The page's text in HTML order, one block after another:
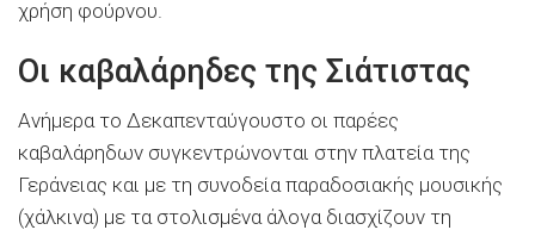
χρήση φούρνου.
Οι καβαλάρηδες της Σιάτιστας
Ανήμερα το Δεκαπενταύγουστο οι παρέες
καβαλάρηδων συγκεντρώνονται στην πλατεία της
Γεράνειας και με τη συνοδεία παραδοσιακής μουσικής
(χάλκινα) με τα στολισμένα άλογα διασχίζουν τη